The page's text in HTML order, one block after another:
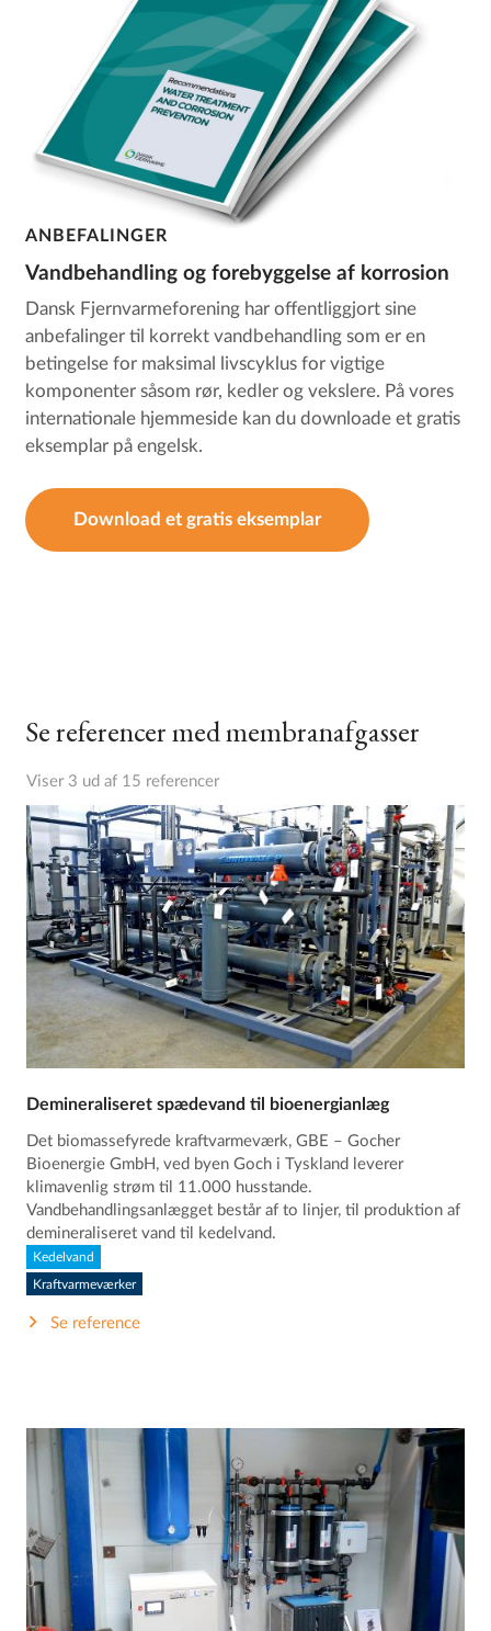
ANBEFALINGER
Vandbehandling og forebyggelse af korrosion
Dansk Fjernvarmeforening har offentliggjort sine
anbefalinger til korrekt vandbehandling som er en
betingelse for maksimal livscyklus for vigtige
komponenter såsom rør, kedler og vekslere. På vores
internationale hjemmeside kan du downloade et gratis
eksemplar på engelsk.
Download et gratis eksemplar
Se referencer med membranafgasser
Viser 3 ud af 15 referencer
Demineraliseret spædevand til bioenergianlæg
Det biomassefyrede kraftvarmeværk, GBE – Gocher
Bioenergie GmbH, ved byen Goch i Tyskland leverer
klimavenlig strøm til 11.000 husstande.
Vandbehandlingsanlægget består af to linjer, til produktion af
demineraliseret vand til kedelvand.
Kedelvand
Kraftvarmeværker
Se reference